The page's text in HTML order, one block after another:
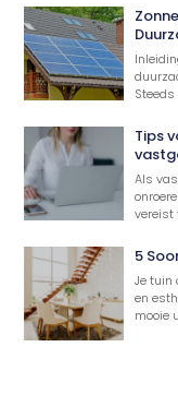
Tips
Als
vereist
5
Je tuin
en
mooie